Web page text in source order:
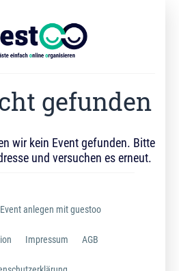
gefunden
wir kein Event gefunden. Bitte
und versuchen es erneut.
anlegen mit guestoo
Impressum AGB